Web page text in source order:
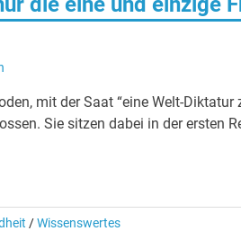
mit der Saat “eine Welt-
Sie sitzen dabei in der ersten
/Wissenswertes